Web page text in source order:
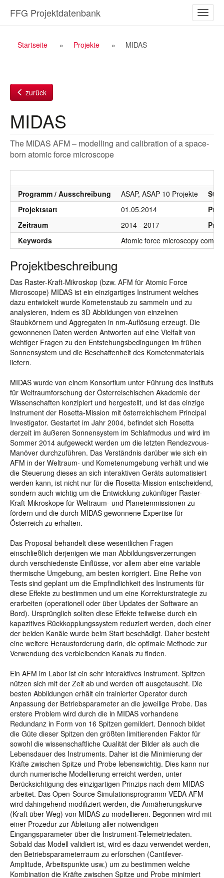
Inhalt
ein-/
FFG Projektdatenbank
Breadcrumb
Startseite Projekte MIDAS
zurück
MIDAS
The MIDAS AFM – modelling and calibration of a space-
born atomic force microscope
Programm / Ausschreibung ASAP, ASAP 10 Projekte
Projektstart
01.05.2014
Zeitraum
2014 - 2017
Keywords
Atomic force microscopy comet
Projektbeschreibung
Das Raster-Kraft-Mikroskop (bzw. AFM für Atomic Force
Microscope) MIDAS ist ein einzigartiges Instrument welches
dazu entwickelt wurde Kometenstaub zu sammeln und zu
analysieren, indem es 3D Abbildungen von einzelnen
Staubkörnern und Aggregaten in nm-Auflösung erzeugt. Die
gewonnenen Daten werden Antworten auf eine Vielfalt von
wichtiger Fragen zu den Entstehungsbedingungen im frühen
Sonnensystem und die Beschaffenheit des Kometenmaterials
liefern.
MIDAS wurde von einem Konsortium unter Führung des Instituts
für Weltraumforschung der Österreischischen Akademie der
Wissenschaften konzipiert und hergestellt, und ist das einzige
Instrument der Rosetta-Mission mit österreichischem Principal
Investigator. Gestartet im Jahr 2004, befindet sich Rosetta
derzeit im äußeren Sonnensystem im Schlafmodus und wird im
Sommer 2014 aufgeweckt werden um die letzten Rendezvous-
Manöver durchzuführen. Das Verständnis darüber wie sich ein
AFM in der Weltraum- und Kometenumgebung verhält und wie
die Steuerung dieses an sich interaktiven Geräts automatisiert
werden kann, ist nicht nur für die Rosetta-Mission entscheidend,
sondern auch wichtig um die Entwicklung zukünftiger Raster-
Kraft-Mikroskope für Weltraum- und Planetenmissionen zu
fördern und die durch MIDAS gewonnene Expertise für
Österreich zu erhalten.
Das Proposal behandelt diese wesentlichen Fragen
einschließlich derjenigen wie man Abbildungsverzerrungen
durch verschiedenste Einflüsse, vor allem aber eine variable
thermische Umgebung, am besten korrigiert. Eine Reihe von
Tests sind geplant um die Empfindlichkeit des Instruments für
diese Effekte zu bestimmen und um eine Korrekturstrategie zu
erarbeiten (operationell oder über Updates der Software an
Bord). Ursprünglich sollten diese Effekte teilweise durch ein
kapazitives Rückkopplungssystem reduziert werden, doch einer
der beiden Kanäle wurde beim Start beschädigt. Daher besteht
eine weitere Herausforderung darin, die optimale Methode zur
Verwendung des verbleibenden Kanals zu finden.
Ein AFM im Labor ist ein sehr interaktives Instrument. Spitzen
nützen sich mit der Zeit ab und werden oft ausgetauscht. Die
besten Abbildungen erhält ein trainierter Operator durch
Anpassung der Betriebsparameter an die jeweilige Probe. Das
erstere Problem wird durch die in MIDAS vorhandene
Redundanz in Form von 16 Spitzen gemildert. Dennoch bildet
die Güte dieser Spitzen den größten limitierenden Faktor für
sowohl die wissenschaftliche Qualität der Bilder als auch die
Lebensdauer des Instruments. Daher ist die Minimierung der
Kräfte zwischen Spitze und Probe lebenswichtig. Dies kann nur
durch numerische Modellierung erreicht werden, unter
Berücksichtigung des einzigartigen Prinzips nach dem MIDAS
arbeitet. Das Open-Source Simulationsprogramm VEDA AFM
wird dahingehend modifiziert werden, die Annäherungskurve
(Kraft über Weg) von MIDAS zu modellieren. Begonnen wird mit
einer Prozedur zur Ableitung aller notwendigen
Eingangsparameter über die Instrument-Telemetriedaten.
Sobald das Modell validiert ist, wird es dazu verwendet werden,
den Betriebsparameterraum zu erforschen (Cantilever-
Amplitude, Arbeitspunkte usw.) um zu bestimmen welche
Kombination die Kräfte zwischen Spitze und Probe minimiert